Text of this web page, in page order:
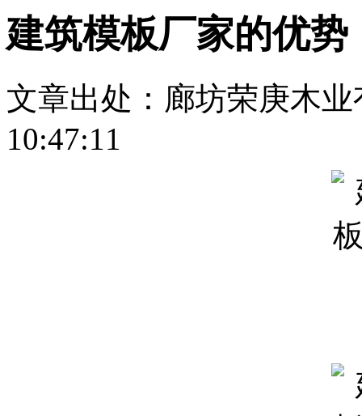
建筑模板厂家的优势
文章出处：廊坊荣庚木
10:47:11